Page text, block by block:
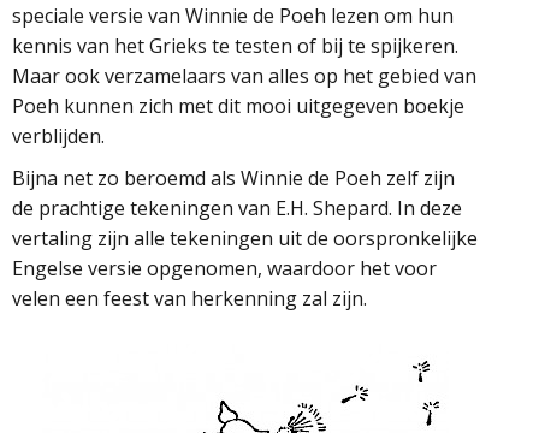
speciale versie van Winnie de Poeh lezen om hun
kennis van het Grieks te testen of bij te spijkeren.
Maar ook verzamelaars van alles op het gebied van
Poeh kunnen zich met dit mooi uitgegeven boekje
verblijden.
Bijna net zo beroemd als Winnie de Poeh zelf zijn
de prachtige tekeningen van E.H. Shepard. In deze
vertaling zijn alle tekeningen uit de oorspronkelijke
Engelse versie opgenomen, waardoor het voor
velen een feest van herkenning zal zijn.